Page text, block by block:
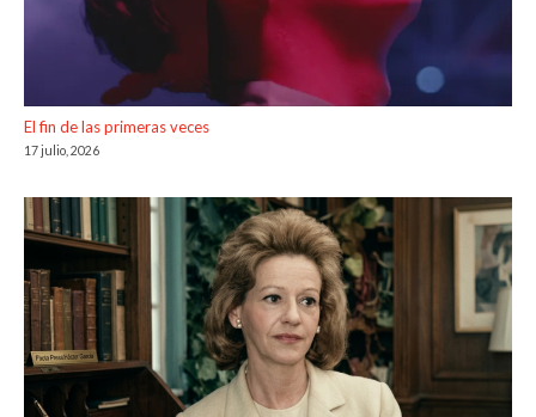
El fin de las primeras veces
17 julio, 2026